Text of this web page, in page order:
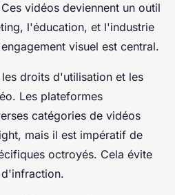
vidéos deviennent un outil
l'éducation, et l'industrie
visuel est central.
droits d'utilisation et les
Les plateformes
catégories de vidéos
mais il est impératif de
octroyés. Cela évite